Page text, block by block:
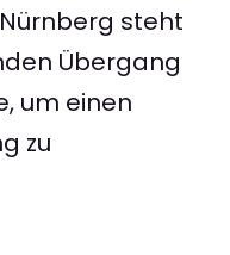
steht
Übergang
um einen
zu